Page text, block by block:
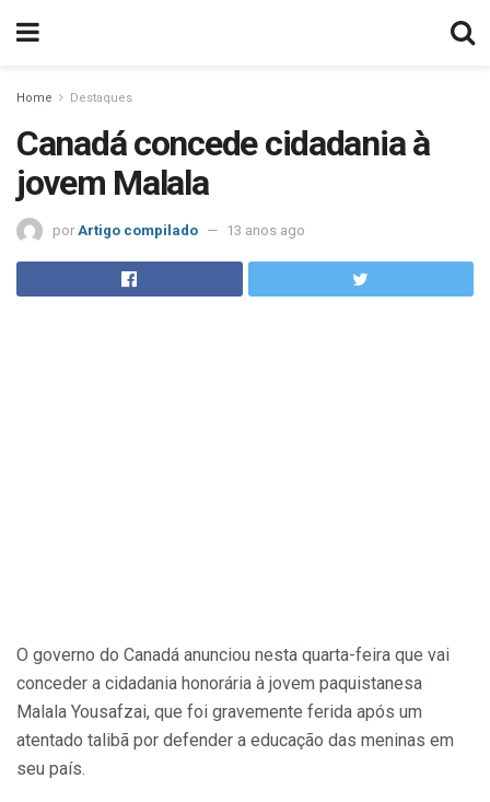
Home Destaques
Canadá concede cidadania à
jovem Malala
por Artigo compilado 13 anos ago
O governo do Canadá anunciou nesta quarta-feira que vai
conceder a cidadania honorária à jovem paquistanesa
Malala Yousafzai, que foi gravemente ferida após um
atentado talibã por defender a educação das meninas em
seu país.